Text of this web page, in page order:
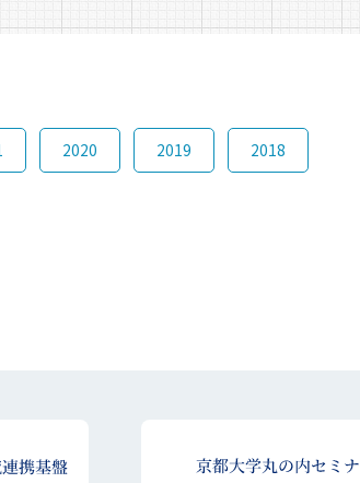
2020 2019 2018